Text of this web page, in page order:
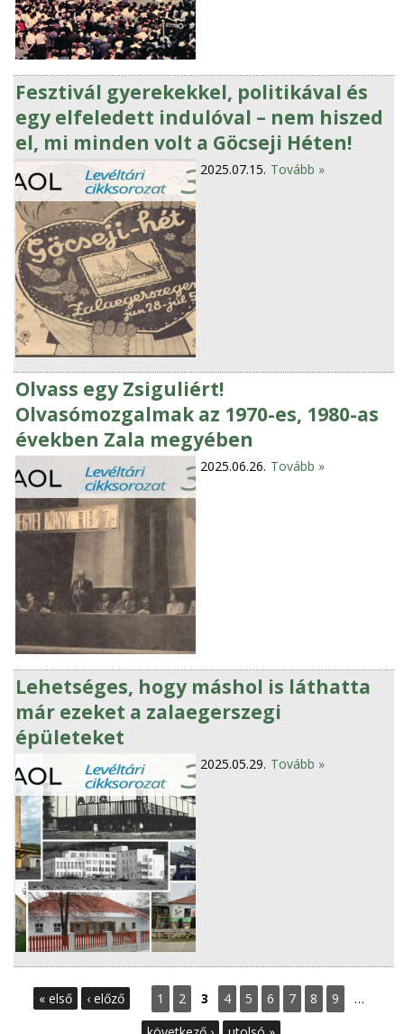
Fesztivál gyerekekkel, politikával és
egy elfeledett indulóval – nem hiszed
el, mi minden volt a Göcseji Héten!
2025.07.15. Tovább »
Olvass egy Zsiguliért!
Olvasómozgalmak az 1970-es, 1980-as
években Zala megyében
2025.06.26. Tovább »
Lehetséges, hogy máshol is láthatta
már ezeket a zalaegerszegi
épületeket
2025.05.29. Tovább »
« első ‹ előző 1 2 3 4 5 6 7 8 9
…